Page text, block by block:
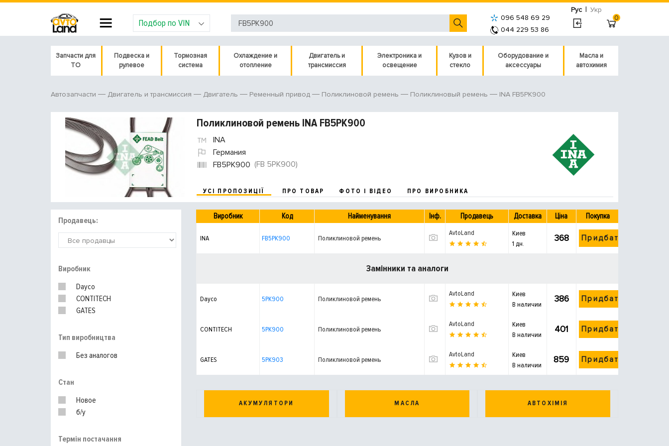
Рус | Укр
Подбор по VIN
096 548 69 29
044 229 53 86
0
Запчасти для
ТО
Подвеска и
рулевое
Тормозная
система
Охлаждение и
отопление
Двигатель и
трансмиссия
Электроника и
освещение
Кузов и
стекло
Оборудование и
аксессуары
Масла и
автохимия
Автозапчасти Двигатель и трансмиссия Двигатель Ременный привод Поликлиновой ремень Поликлиновый ремень INA FB5PK900
Поликлиновой ремень INA FB5PK900
INA
Германия
FB5PK900 (FB 5PK900)
УСІ ПРОПОЗИЦІЇ ПРО ТОВАР ФОТО І ВІДЕО ПРО ВИРОБНИКА
Продавець:
Виробник
Dayco
CONTITECH
GATES
Тип виробництва
Без аналогов
Стан
Новое
б/у
Термін постачання
Виробник Код Найменування Інф. Продавець Доставка Ціна Покупка
INA FB5PK900 Поликлиновой ремень
AvtoLand
Киев
1 дн.
368 Придбати
Замінники та аналоги
Dayco 5PK900 Поликлиновой ремень
AvtoLand
Киев
В наличии
386 Придбати
CONTITECH 5PK900 Поликлиновой ремень
AvtoLand
Киев
В наличии
401 Придбати
GATES 5PK903 Поликлиновой ремень
AvtoLand
Киев
В наличии
859 Придбати
АКУМУЛЯТОРИ МАСЛА АВТОХІМІЯ